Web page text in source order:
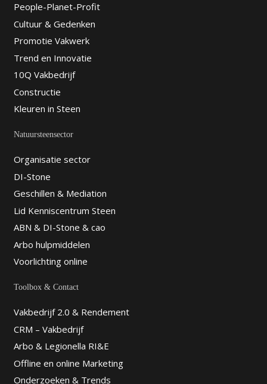
People-Planet-Profit
Cultuur & Gedenken
Promotie Vakwerk
Trend en Innovatie
10Q Vakbedrijf
Constructie
Kleuren in Steen
Natuursteensector
Organisatie sector
DI-Stone
Geschillen & Mediation
Lid Kenniscentrum Steen
ABN & DI-Stone & cao
Arbo hulpmiddelen
Voorlichting online
Toolbox & Contact
Vakbedrijf 2.0 & Rendement
CRM – Vakbedrijf
Arbo & Legionella RI&E
Offline en online Marketing
Onderzoeken & Trends